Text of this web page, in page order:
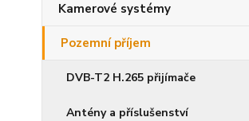
Kamerové systémy
Pozemní příjem
DVB-T2 H.265 přijímače
Antény a příslušenství